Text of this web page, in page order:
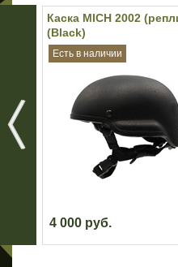
Каска MICH 2002
(Black)
Есть в наличии
4 000 руб.